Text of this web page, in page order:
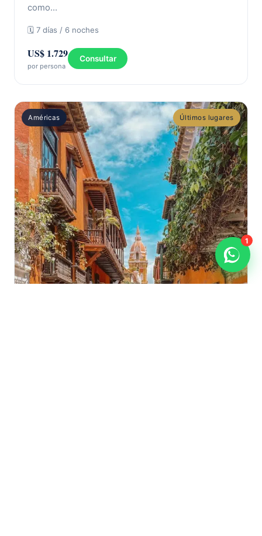
como…
🗓 7 días / 6 noches
US$ 1.729
por persona
Consultar
Américas Últimos lugares
1